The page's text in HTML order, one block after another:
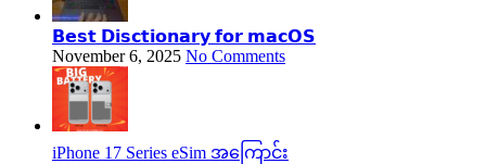
𝗕𝗲𝘀𝘁 𝗗𝗶𝘀𝗰𝘁𝗶𝗼𝗻𝗮𝗿𝘆 𝗳𝗼𝗿 𝗺𝗮𝗰𝗢𝗦
November 6, 2025 No Comments
iPhone 17 Series eSim အကြောင်း